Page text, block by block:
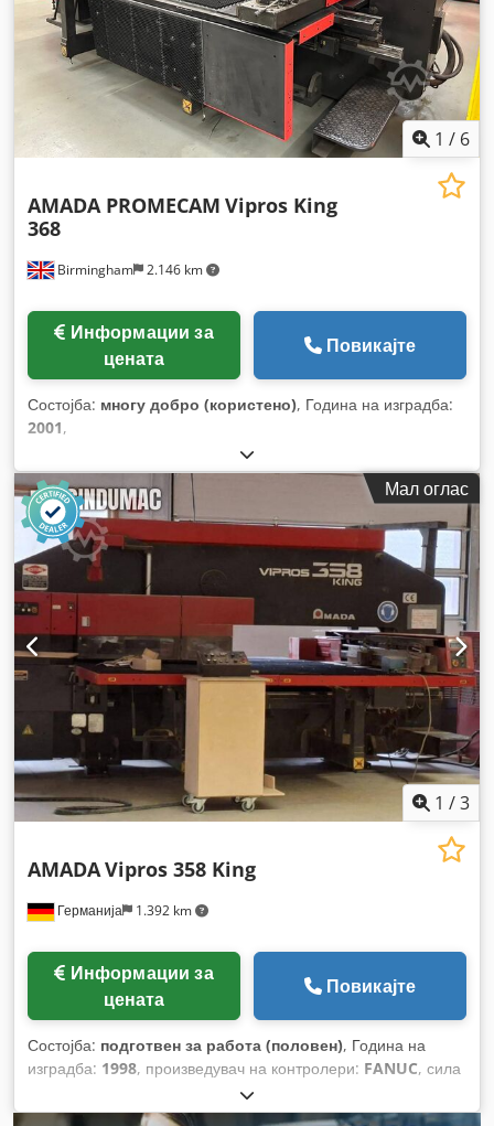
1 / 6
Birmingham 2.146 km
AMADA PROMECAM Vipros King
368
цената
Повикајте
Состојба: многу добро (користено), Година на изградба:
2001,
Мал оглас
1 /3
Германија 1.392 km
AMADAVipros 358 King
цената
Повикајте
Состојба: подготвен за работа (половен), Година на
изградба: 1998, произведувач на контролери: FANUC, сила
, макс. дебелина на лим:
тежина:16.000 кг, вкупна ширина:6.500 мм, вкупна висина: